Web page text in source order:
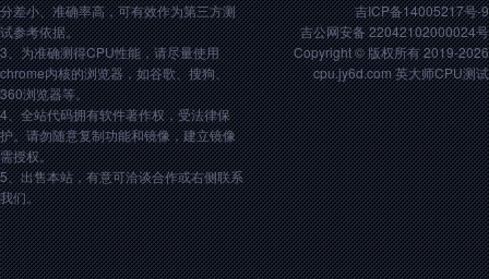
分差小、准确率高，可有效作为第三方测
试参考依据。
3、为准确测得CPU性能，请尽量使用
chrome内核的浏览器，如谷歌、搜狗、
360浏览器等。
4、全站代码拥有软件著作权，受法律保
护。请勿随意复制功能和镜像，建立镜像
需授权。
5、出售本站，有意可洽谈合作或右侧联系
我们。
吉ICP备14005217号-9
吉公网安备 22042102000024号
Copyright © 版权所有 2019-2026
cpu.jy6d.com 英大师CPU测试